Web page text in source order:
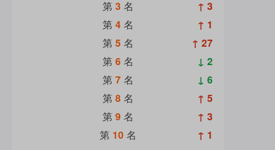
第 3 名
↑ 3
第 4 名
↑ 1
第 5 名
↑ 27
第 6 名
↓ 2
第 7 名
↓ 6
第 8 名
↑ 5
第 9 名
↑ 3
第 10 名 ↑ 1